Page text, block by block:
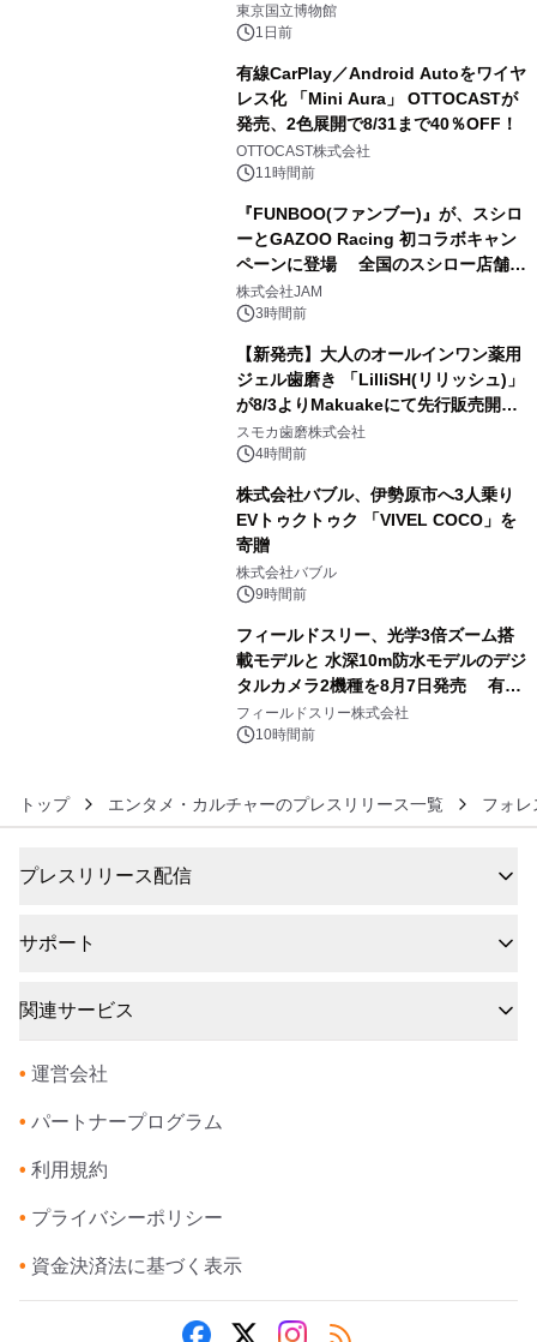
東京国立博物館
1日前
有線CarPlay／Android Autoをワイヤ
レス化 「Mini Aura」 OTTOCASTが
発売、2色展開で8/31まで40％OFF！
OTTOCAST株式会社
11時間前
『FUNBOO(ファンブー)』が、スシロ
ーとGAZOO Racing 初コラボキャン
ペーンに登場 全国のスシロー店舗で
GR 4車種の FUNBOO(ミニカー)付き
メニューが展開されます
株式会社JAM
3時間前
【新発売】大人のオールインワン薬用
ジェル歯磨き 「LilliSH(リリッシュ)」
が8/3よりMakuakeにて先行販売開
始！
スモカ歯磨株式会社
4時間前
株式会社バブル、伊勢原市へ3人乗り
EVトゥクトゥク 「VIVEL COCO」を
寄贈
株式会社バブル
9時間前
フィールドスリー、光学3倍ズーム搭
載モデルと 水深10m防水モデルのデジ
タルカメラ2機種を8月7日発売 有効
約1300万画素、用途別に選べるコンデ
ジ新登場
フィールドスリー株式会社
10時間前
トップ エンタメ・カルチャーのプレスリリース一覧 フォレ
プレスリリース配信
サポート
関連サービス
• 運営会社
• パートナープログラム
• 利用規約
• プライバシーポリシー
• 資金決済法に基づく表示